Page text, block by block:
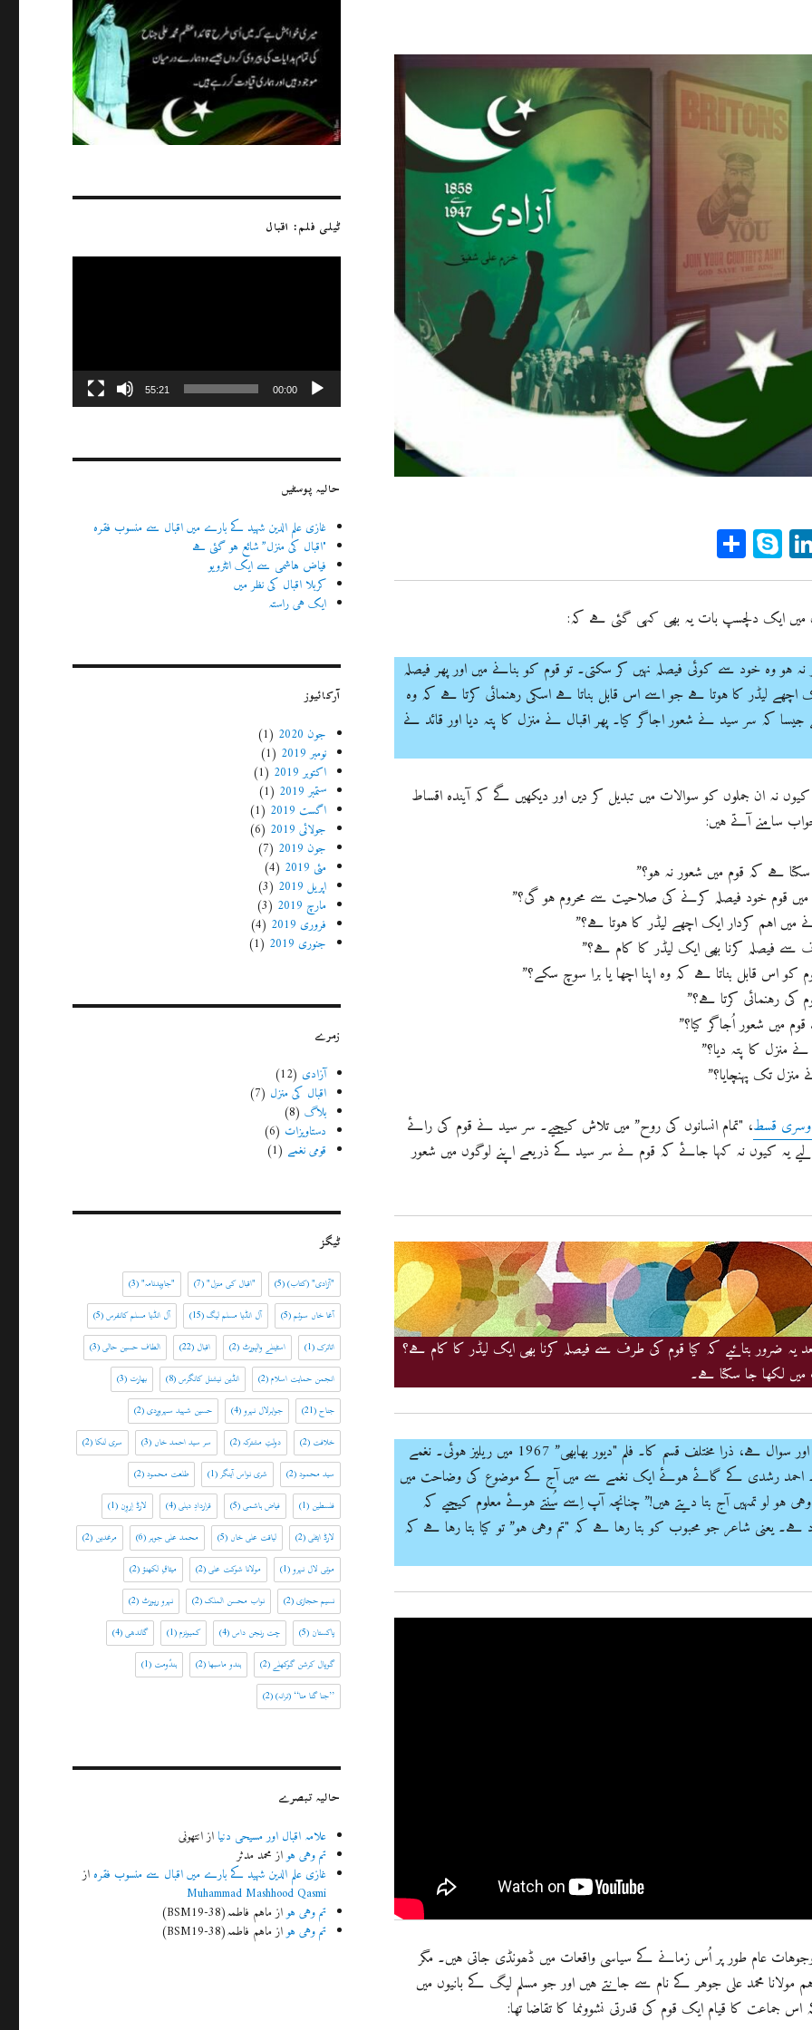
Li
n
ke
dI
n
Sk
yp
e
Sh
ar
e
میں ایک دلچسپ بات یہ بھی کہی گئی ہے کہ:
وہ خود سے کوئی فیصلہ نہیں کر سکتی۔ تو قوم کو بنانے میں اور پھر فیصلہ
اچھے لیڈر کا ہوتا ہے جو اسے اس قابل بناتا ہے اسکی رہنمائی کرتا ہے کہ وہ
جیسا کہ سر سید نے شعور اجاگر کیا۔ پھر اقبال نے منزل کا پتہ دیا اور قائد نے
نہ ان جملوں کو سوالات میں تبدیل کر دیں اور دیکھیں گے کہ آیندہ اقساط
سامنے آتے ہیں:
سکتا ہے کہ قوم میں شعور نہ ہو؟”
قوم خود فیصلہ کرنے کی صلاحیت سے محروم ہو گی؟”
میں اہم کردار ایک اچھے لیڈر کا ہوتا ہے؟”
سے فیصلہ کرنا بھی ایک لیڈر کا کام ہے؟”
کو اس قابل بناتا ہے کہ وہ اپنا اچھا یا برا سوچ سکے؟”
کی رہنمائی کرتا ہے؟”
میں شعور اُجاگر کیا؟”
نے منزل کا پتہ دیا؟”
منزل تک پہنچایا؟”
قسط، "تمام انسانوں کی روح” میں تلاش کیجیے۔ سر سید نے قوم کی رائے
یہ کیوں نہ کہا جائے کہ قوم نے سر سید کے ذریعے اپنے لوگوں میں شعور
یہ ضرور بتائیے کہ کیا قوم کی طرف سے فیصلہ کرنا بھی ایک لیڈر کا کام ہے؟
لکھا جا سکتا ہے۔
لیکن اس سے پہلے ایک اور سوال ہے، ذرا مختلف قسم کا۔ فلم "دیور بھابھی” 1967 میں ریلیز ہوئی۔ نغمے
احمد رشدی کے گائے ہوئے ایک نغمے سے میں آج کے موضوع کی وضاحت میں
ہو لو تمہیں آج بتا دیتے ہیں!” چنانچہ آپ اِسے سُنتے ہوئے معلوم کیجیے کہ
یعنی شاعر جو محبوب کو بتا رہا ہے کہ "تم وہی ہو” تو کیا بتا رہا ہے کہ
عام طور پر اُس زمانے کے سیاسی واقعات میں ڈھونڈی جاتی ہیں۔ مگر
مولانا محمد علی جوہر کے نام سے جانتے ہیں اور جو مسلم لیگ کے بانیوں میں
جماعت کا قیام ایک قوم کی قدرتی نشوونما کا تقاضا تھا:
ٹیلی فلم: اقبال
00:00
55:21
حالیہ پوسٹیں
غازی علم الدین شہید کے بارے میں اقبال سے منسوب فقرہ
"اقبال کی منزل” شائع ہو گئی ہے
فیاض ہاشمی سے ایک انٹرویو
کربلا اقبال کی نظر میں
ایک ہی راستہ
آرکائیوز
جون 2020
(1)
نومبر 2019
(1)
اکتوبر 2019
(1)
ستمبر 2019
(1)
اگست 2019
(1)
جولائی 2019
(6)
جون 2019
(7)
مئی 2019
(4)
اپریل 2019
(3)
مارچ 2019
(3)
فروری 2019
(4)
جنوری 2019
(1)
زمرے
آزادی (12)
اقبال کی منزل (7)
بلاگ (8)
دستاویزات (6)
قومی نغمے (1)
ٹیگز
"آزادی" (کتاب)(5) "اقبال کی منزل"(7) "جاویدنامہ"(3)
آغا خاں سوئم(5) آل انڈیا مسلم لیگ(15) آل انڈیا مسلم کانفرس(5)
اتاترک(1) اسٹینلے والپورٹ(2) اقبال(22) الطاف حسین حالی(3)
انجمن حمایت اسلام(2) انڈین نیشنل کانگرس(8) بھارت(3)
جناح(21) جواہرلال نہرو(4) حسین شہید سہروردی(2)
خلافت(2) دولتِ مشترکہ(2) سر سید احمد خاں(3) سری لنکا(2)
سید محمود(2) شری نواس آینگر(1) طلعت محمود(2)
فلسطین(1) فیاض ہاشمی(5) قراردادِ دہلی(4) لارڈ اِروِن(1)
لارڈ ایٹلی(2) لیاقت علی خاں(5) محمد علی جوہر(6) مرغدین(2)
موتی لال نہرو(1) مولانا شوکت علی(2) میثاقِ لکھنؤ(2)
نسیم حجازی(2) نواب محسن الملک(2) نہرو رپورٹ(2)
پاکستان(5) چت رنجن داس(4) کمیونزم(1) گاندھی(4)
گوپال کرشن گوکھلے(2) ہندو ماسبھا(2) ہندُومت(1)
’’جنا گنا منا‘‘ (ترانہ)(2)
حالیہ تبصرے
علامہ اقبال اور مسیحی دنیاازانتھونی
تم وہی ہوازمحمد مدثر
غازی علم الدین شہید کے بارے میں اقبال سے منسوب فقرہاز
Muhammad Mashhood Qasmi
تم وہی ہوازماہم فاطمہ(BSM19-38)
تم وہی ہوازماہم فاطمہ(BSM19-38)